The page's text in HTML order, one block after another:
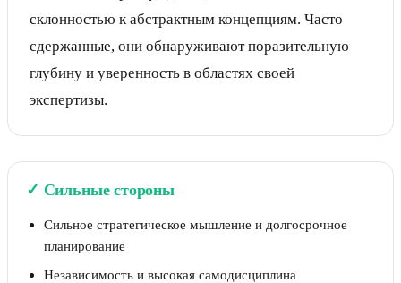
склонностью к абстрактным концепциям. Часто
сдержанные, они обнаруживают поразительную
глубину и уверенность в областях своей
экспертизы.
✓ Сильные стороны
Сильное стратегическое мышление и долгосрочное
планирование
Независимость и высокая самодисциплина